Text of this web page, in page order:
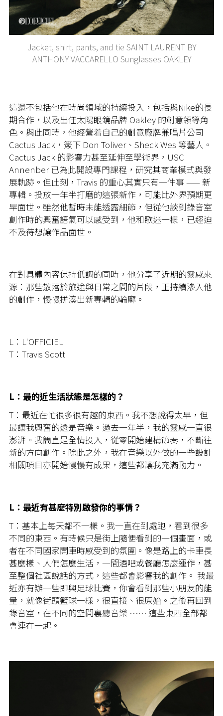
Jacket, shirt, pants, and tie SAINT LAURENT BY
ANTHONY VACCARELLO Sunglasses OAKLEY
這還不包括他在時尚領域的持續投入，包括與Nike的長
期合作，以及出任太陽眼鏡品牌 Oakley 的創意領導角
色。與此同時，他經營着自己的創意廠牌兼唱片公司
Cactus Jack，簽下 Don Toliver、Sheck Wes 等藝人。
Cactus Jack 的影響力甚至延伸至學術界，USC
Annenber 已為此開設專門課程，研究其商業模式與發
展軌跡。但此刻，Travis 的重心其實只有一件事 —— 新
專輯。投放一年半打磨的這張新作，可能比外界預期更
早面世。雖然他暫時未能透露細節，但從他談到錄音室
創作時的興奮語氣可以感受到，他和歌迷一樣，已經迫
不及待想讓作品面世。
在對具體內容保持低調的同時，他分享了近期的靈感來
源：那些散落於旅途與日常之間的片段，正持續滲入他
的創作，慢慢拼湊出新專輯的輪廓。
L：L'OFFICIEL
T：Travis Scott
L：最的近生活狀態是怎樣的？
T：最近在忙很多很有趣的東西。我不想說得太早，但
最讓我興奮的還是音樂。過去一年半，我的靈感一直很
澎湃。我簡直是全情投入，從零開始建構節奏，不斷往
新的方向創作。除此之外，我在音樂以外做的一些設計
相關項目亦開始慢慢有成果，這些都讓我充滿動力。
L：最近有甚麼特別啟發你的事情？
T：基本上每天都不一樣。我一直在到處跑，看到很多
不同的東西。有時候只是街上隨便看到的一個畫面，或
者在不同國家開車時感受到的氛圍。像是路上的卡車長
甚麼樣、人們怎麼生活，一間酒吧或餐廳怎麼運作，甚
至整個社區說話的方式，這些都會影響我的創作。 我最
近亦有辦一些即興足球比賽，你會看到那些小朋友的能
量，就像街頭籃球一樣，很直接、很原始。之後再回到
錄音室，在不同的空間裏聽音樂 ⋯⋯ 這些東西全部都
會連在一起。